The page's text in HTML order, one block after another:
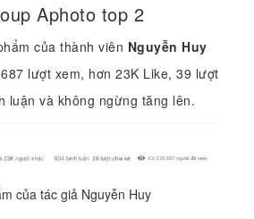
Aphoto top 2
của thành viên Nguyễn Huy
lượt xem, hơn 23K Like, 39 lượt
luận và không ngừng tăng lên.
của tác giả Nguyễn Huy